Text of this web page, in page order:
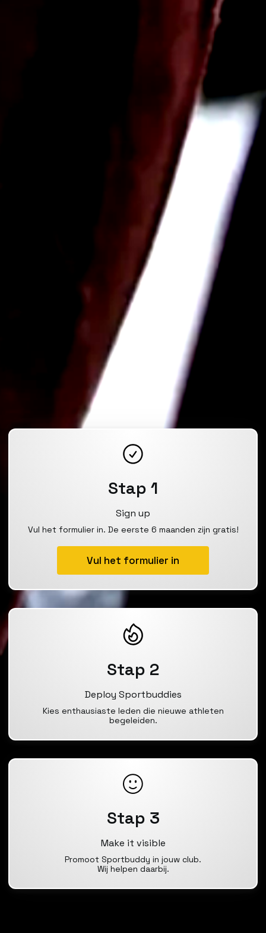
Stap 1
Sign up
Vul het formulier in. De eerste 6 maanden zijn gratis!
Vul het formulier in
Stap 2
Deploy Sportbuddies
Kies enthausiaste leden die nieuwe athleten
begeleiden.
Stap 3
Make it visible
Promoot Sportbuddy in jouw club.
Wij helpen daarbij.